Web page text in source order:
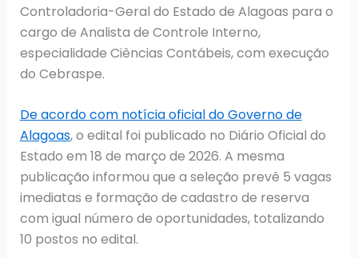
Controladoria-Geral do Estado de Alagoas para o
cargo de Analista de Controle Interno,
especialidade Ciências Contábeis, com execução
do Cebraspe.
De acordo com notícia oficial do Governo de
Alagoas, o edital foi publicado no Diário Oficial do
Estado em 18 de março de 2026. A mesma
publicação informou que a seleção prevê 5 vagas
imediatas e formação de cadastro de reserva
com igual número de oportunidades, totalizando
10 postos no edital.